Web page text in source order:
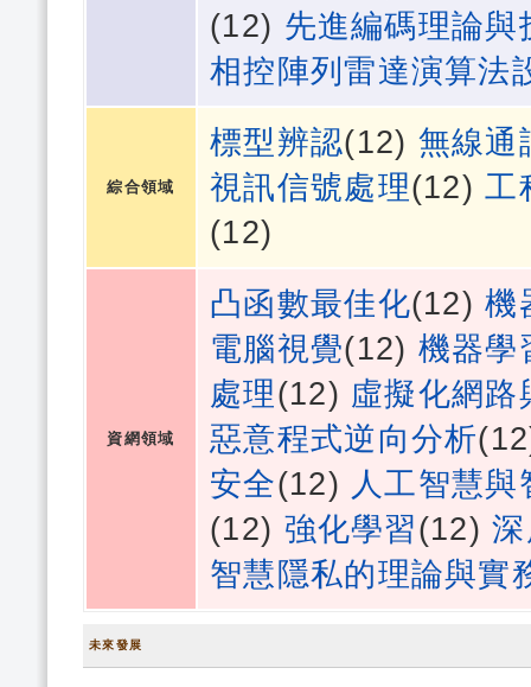
(12) 先進編碼理論與
相控陣列雷達演算法
綜合領域
標型辨認(12) 無線通
視訊信號處理(12)工
(12)
資網領域
凸函數最佳化(12)機
電腦視覺(12) 機器學
處理(12) 虛擬化網路
惡意程式逆向分析
安全(12) 人工智慧與
(12) 強化學習(12)
智慧隱私的理論與實
未來發展